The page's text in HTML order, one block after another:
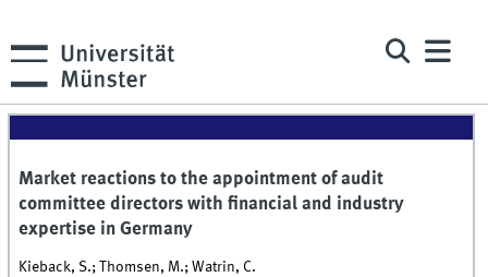
Market reactions to the appointment of audit
committee directors with financial and industry
expertise in Germany
Kieback, S.; Thomsen, M.; Watrin, C.